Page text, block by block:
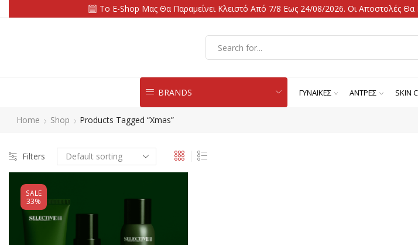
Το E-Shop Μας Θα Παραμείνει Κλειστό Από 7/8 Εως 24/08/2026. Οι Αποστολές Θα
BRANDS ΓΥΝΑΙΚΕΣ ΑΝΤΡΕΣ SKIN
Home Shop Products Tagged “xmas”
Filters
SALE
33%